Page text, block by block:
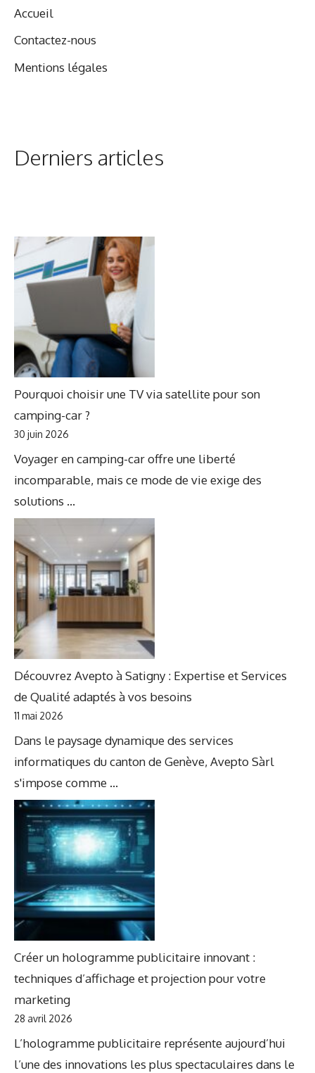
Accueil
Contactez-nous
Mentions légales
Derniers articles
Pourquoi choisir une TV via satellite pour son
camping-car ?
30 juin 2026
Voyager en camping-car offre une liberté
incomparable, mais ce mode de vie exige des
solutions ...
Découvrez Avepto à Satigny : Expertise et Services
de Qualité adaptés à vos besoins
11 mai 2026
Dans le paysage dynamique des services
informatiques du canton de Genève, Avepto Sàrl
s'impose comme ...
Créer un hologramme publicitaire innovant :
techniques d’affichage et projection pour votre
marketing
28 avril 2026
L’hologramme publicitaire représente aujourd’hui
l’une des innovations les plus spectaculaires dans le